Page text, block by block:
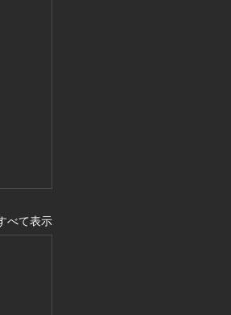
べて表示